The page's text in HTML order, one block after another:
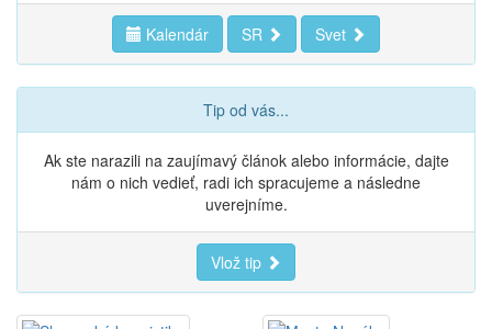
Kalendár SR Svet
Tip od vás...
Ak ste narazili na zaujímavý článok alebo informácie, dajte
nám o nich vedieť, radi ich spracujeme a následne
uverejníme.
Vlož tip